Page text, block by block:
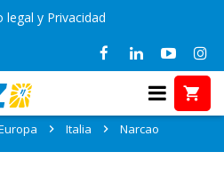
legal y Privacidad
Italia
Italia Narcao